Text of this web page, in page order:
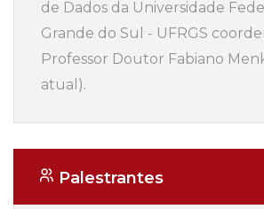
de Dados da Universidade
Grande do Sul - UFRGS
Professor Doutor Fabiano
atual).
Palestrantes